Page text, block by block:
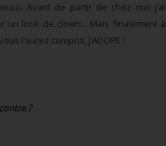
Avant de partir de chez moi j'ai
un look de clown... Mais finalement à
l'aurez compris, J'ADORE !
?